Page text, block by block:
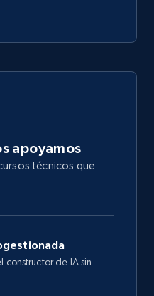
apoyamos
técnicos que
constructor de IA sin